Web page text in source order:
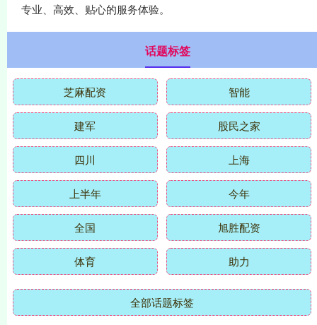
专业、高效、贴心的服务体验。
话题标签
芝麻配资 智能
建军 股民之家
四川 上海
上半年 今年
全国 旭胜配资
体育 助力
全部话题标签